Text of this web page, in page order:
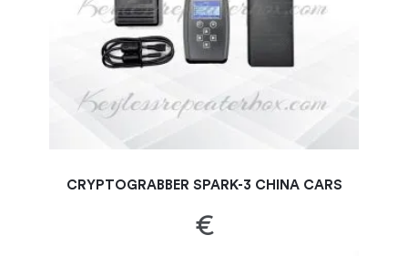
CRYPTOGRABBER SPARK-3 CHINA CARS
€